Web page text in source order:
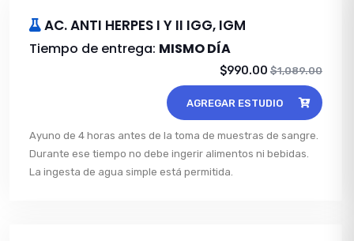
AC. ANTI HERPES I Y II IGG, IGM
Tiempo de entrega: MISMO DÍA
$990.00 $1,089.00
AGREGAR ESTUDIO
Ayuno de 4 horas antes de la toma de muestras de sangre.
Durante ese tiempo no debe ingerir alimentos ni bebidas.
La ingesta de agua simple está permitida.